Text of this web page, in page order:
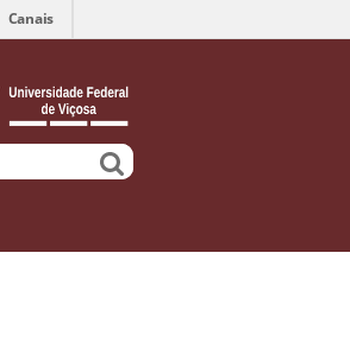
Canais